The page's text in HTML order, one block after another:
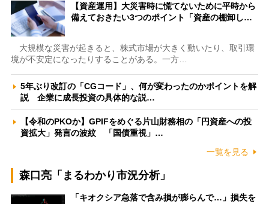
【資産運用】大災害時に慌てないために平時から
備えておきたい3つのポイント「資産の棚卸し…
大規模な災害が起きると、株式市場が大きく動いたり、取引環
境が不安定になったりすることがある。一方…
5年ぶり改訂の「CGコード」、何が変わったのかポイントを解
説 企業に成長投資の具体的な説…
【令和のPKOか】GPIFをめぐる片山財務相の「円資産への投
資拡大」発言の波紋 「国債重視」…
一覧を見る
森口亮「まるわかり市況分析」
「キオクシア急落で含み損が膨らんで…」損失を